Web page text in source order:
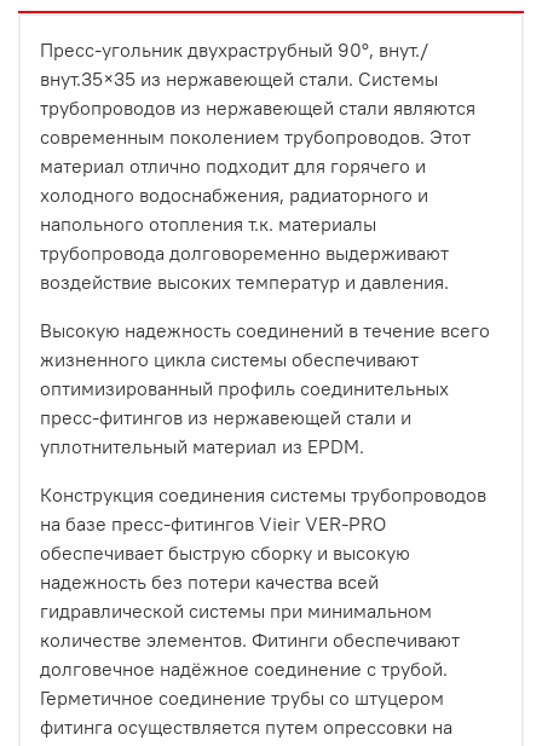
Пресс-угольник двухраструбный 90°, внут./
внут.35×35 из нержавеющей стали. Системы
трубопроводов из нержавеющей стали являются
современным поколением трубопроводов. Этот
материал отлично подходит для горячего и
холодного водоснабжения, радиаторного и
напольного отопления т.к. материалы
трубопровода долговоременно выдерживают
воздействие высоких температур и давления.
Высокую надежность соединений в течение всего
жизненного цикла системы обеспечивают
оптимизированный профиль соединительных
пресс-фитингов из нержавеющей стали и
уплотнительный материал из EPDM.
Конструкция соединения системы трубопроводов
на базе пресс-фитингов Vieir VER-PRO
обеспечивает быструю сборку и высокую
надежность без потери качества всей
гидравлической системы при минимальном
количестве элементов. Фитинги обеспечивают
долговечное надёжное соединение с трубой.
Герметичное соединение трубы со штуцером
фитинга осуществляется путем опрессовки на